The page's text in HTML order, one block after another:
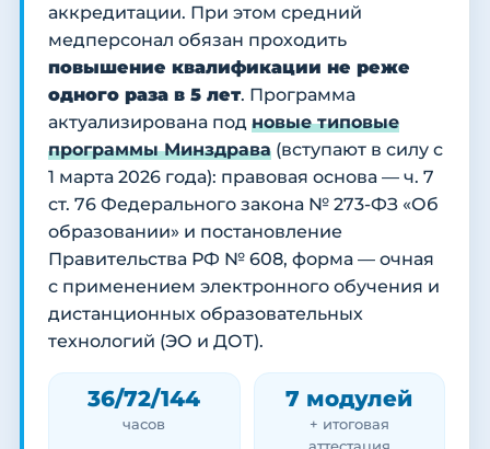
аккредитации. При этом средний
медперсонал обязан проходить
повышение квалификации не реже
одного раза в 5 лет. Программа
актуализирована под новые типовые
программы Минздрава (вступают в силу с
1 марта 2026 года): правовая основа — ч. 7
ст. 76 Федерального закона № 273-ФЗ «Об
образовании» и постановление
Правительства РФ № 608, форма — очная
с применением электронного обучения и
дистанционных образовательных
технологий (ЭО и ДОТ).
36/72/144
часов
7 модулей
+ итоговая